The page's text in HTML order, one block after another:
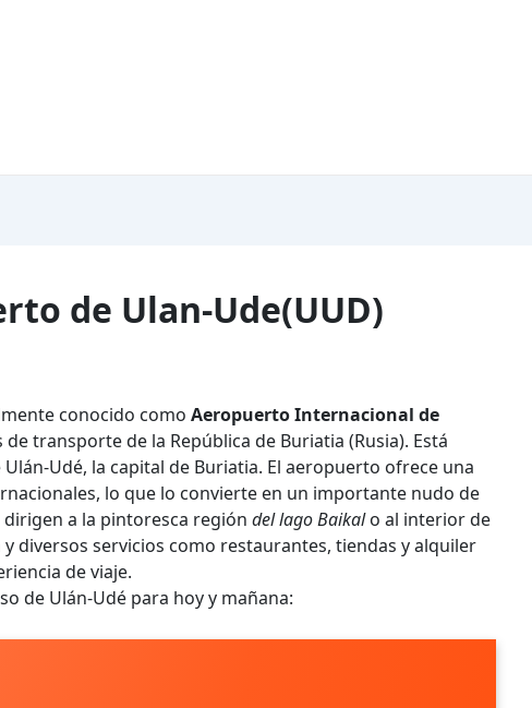
de Ulan-Ude(UUD)
conocido como Aeropuerto Internacional de
transporte de la República de Buriatia (Rusia). Está
Udé, la capital de Buriatia. El aeropuerto ofrece una
lo que lo convierte en un importante nudo de
a la pintoresca región del lago Baikalo al interior de
diversos servicios como restaurantes, tiendas y alquiler
de viaje.
de Ulán-Udé para hoy y mañana: